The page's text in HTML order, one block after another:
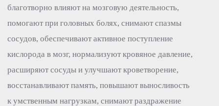
благотворно влияют на мозговую деятельность,
помогают при головных болях, снимают спазмы
сосудов, обеспечивают активное поступление
кислорода в мозг, нормализуют кровяное давление,
расширяют сосуды и улучшают кроветворение,
восстанавливают память, повышают выносливость
к умственным нагрузкам, снимают раздражение